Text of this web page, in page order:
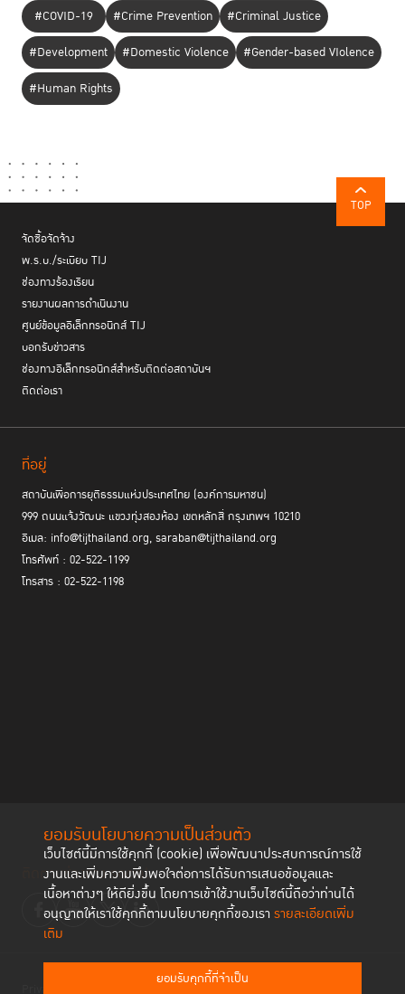
ยอมรับนโยบายความเป็นส่วนตัว
เว็บไซต์นี้มีการใช้คุกกี้ (cookie) เพื่อพัฒนาประสบการณ์การใช้
งานและเพิ่มความพึงพอใจต่อการได้รับการเสนอข้อมูลและ
เนื้อหาต่างๆ ให้ดียิ่งขึ้น โดยการเข้าใช้งานเว็บไซต์นี้ถือว่าท่านได้
อนุญาตให้เราใช้คุกกี้ตามนโยบายคุกกี้ของเรา รายละเอียดเพิ่ม
เติม
ยอมรับคุกกี้ที่จำเป็น
#COVID-19
#Crime Prevention
#Criminal Justice
#Development
#Domestic Violence
#Gender-based VIolence
#Human Rights
TOP
จัดซื้อจัดจ้าง
พ.ร.บ./ระเบียบ TIJ
ช่องทางร้องเรียน
รายงานผลการดำเนินงาน
ศูนย์ข้อมูลอิเล็กทรอนิกส์ TIJ
บอกรับข่าวสาร
ช่องทางอิเล็กทรอนิกส์สำหรับติดต่อสถาบันฯ
ติดต่อเรา
ที่อยู่
สถาบันเพื่อการยุติธรรมแห่งประเทศไทย (องค์การมหาชน)
999 ถนนแจ้งวัฒนะ แขวงทุ่งสองห้อง เขตหลักสี่ กรุงเทพฯ 10210
อีเมล: info@tijthailand.org, saraban@tijthailand.org
โทรศัพท์ : 02-522-1199
โทรสาร : 02-522-1198
ติดตามช่องทาง social